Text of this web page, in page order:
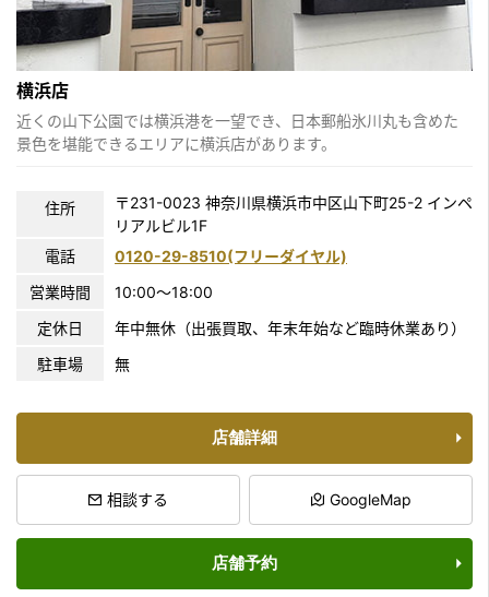
横浜店
近くの山下公園では横浜港を一望でき、日本郵船氷川丸も含めた
景色を堪能できるエリアに横浜店があります。
住所
〒231-0023 神奈川県横浜市中区山下町25-2 インペ
リアルビル1F
電話
0120-29-8510(フリーダイヤル)
営業時間
10:00〜18:00
定休日
年中無休（出張買取、年末年始など臨時休業あり）
駐車場
無
店舗詳細
相談する GoogleMap
店舗予約